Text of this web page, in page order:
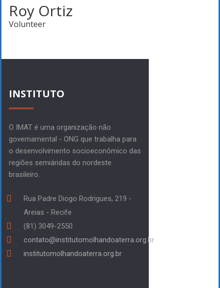
Roy Ortiz
Volunteer
INSTITUTO
O IMAT é uma organização não
governamental - ONG que trabalha para
o desenvolvimento socioeconômico das
regiões semiáridas do nordeste
brasileiro.
Rua Padre Diogo Rodrigues, 219 -
Areias - Recife
(81) 3049-2550
contato@institutomolhandoaterra.org.br
institutomolhandoaterra.org.br